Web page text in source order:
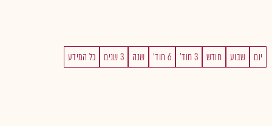
יום שבוע חודש 3 חוד' 6 חוד' שנה 3 שנים כל המידע